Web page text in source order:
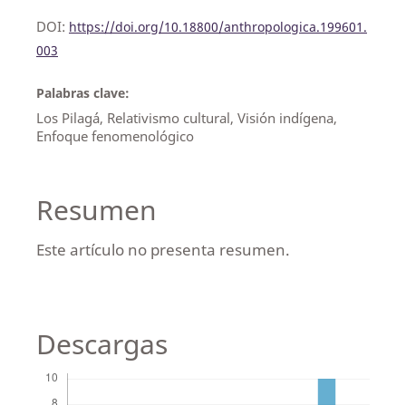
DOI: https://doi.org/10.18800/anthropologica.199601.
003
Palabras clave:
Los Pilagá, Relativismo cultural, Visión indígena,
Enfoque fenomenológico
Resumen
Este artículo no presenta resumen.
Descargas